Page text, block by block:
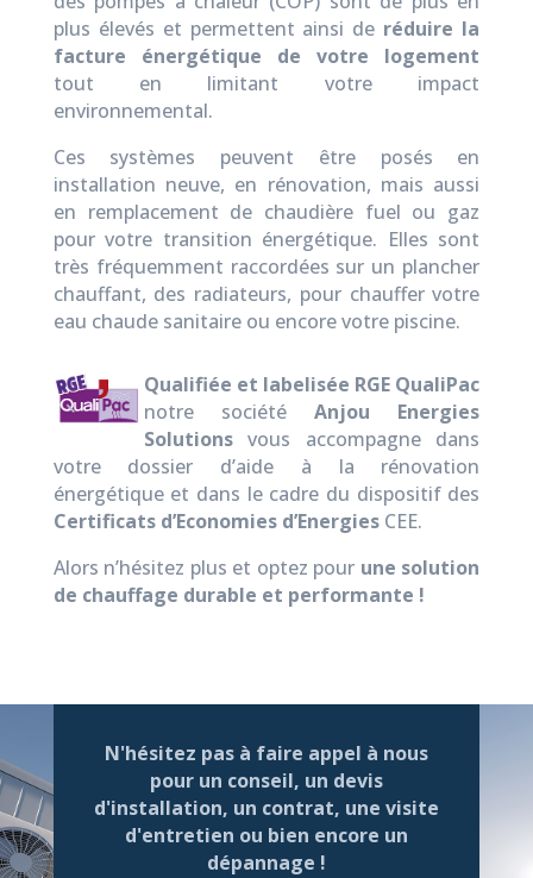
plus élevés et permettent ainsi de réduire la
facture énergétique de votre logement
tout en limitant votre impact
environnemental.
Ces systèmes peuvent être posés en
installation neuve, en rénovation, mais aussi
en remplacement de chaudière fuel ou gaz
pour votre transition énergétique. Elles sont
très fréquemment raccordées sur un plancher
chauffant, des radiateurs, pour chauffer votre
eau chaude sanitaire ou encore votre piscine.
Qualifiée et labelisée RGE QualiPac
notre sociétéAnjou Energies
Solutionsvous accompagne dans
votre dossier d’aide à la rénovation
énergétique et dans le cadre du dispositif des
Certificats d’Economies d’EnergiesCEE.
Alors n’hésitez plus et optez pour une solution
de chauffage durable et performante !
N'hésitez pas à faire appel à nous
pour un conseil, un devis
d'installation, un contrat, une visite
d'entretien ou bien encore un
dépannage !